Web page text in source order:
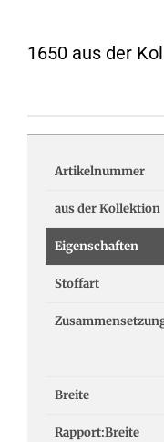
1650 aus der
Artikelnummer
aus der Kollektion
Eigenschaften
Stoffart
Breite
Rapport:Breite